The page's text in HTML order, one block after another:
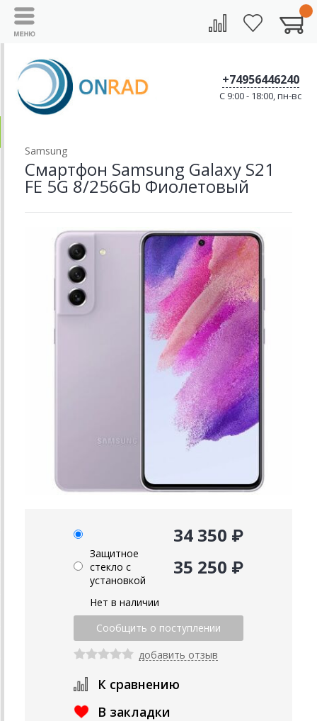
+74956446240
C 9:00 - 18:00, пн-вс
Samsung
Смартфон Samsung Galaxy S21
FE 5G 8/256Gb Фиолетовый
34 350 ₽
Защитное
стекло с
установкой
35 250 ₽
Нет в наличии
добавить отзыв
К сравнению
В закладки